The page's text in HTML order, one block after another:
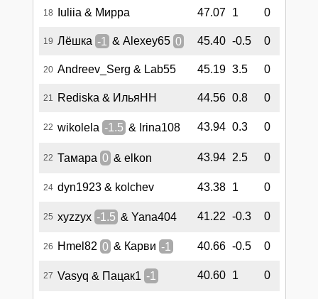
18 Iuliia & Мирра 47.07 1 0
19 Лёшка -1 & Alexey65 0 45.40 -0.5 0
20 Andreev_Serg & Lab55 45.19 3.5 0
21 Rediska & ИльяНН 44.56 0.8 0
22 wikolela -1.5 & Irina108 43.94 0.3 0
22 Тамара 0 & elkon 43.94 2.5 0
24 dyn1923 & kolchev 43.38 1 0
25 xyzzyx -1.5 & Yana404 41.22 -0.3 0
26 Hmel82 0 & Карви -1 40.66 -0.5 0
27 Vasyq & Пацак1 -1 40.60 1 0